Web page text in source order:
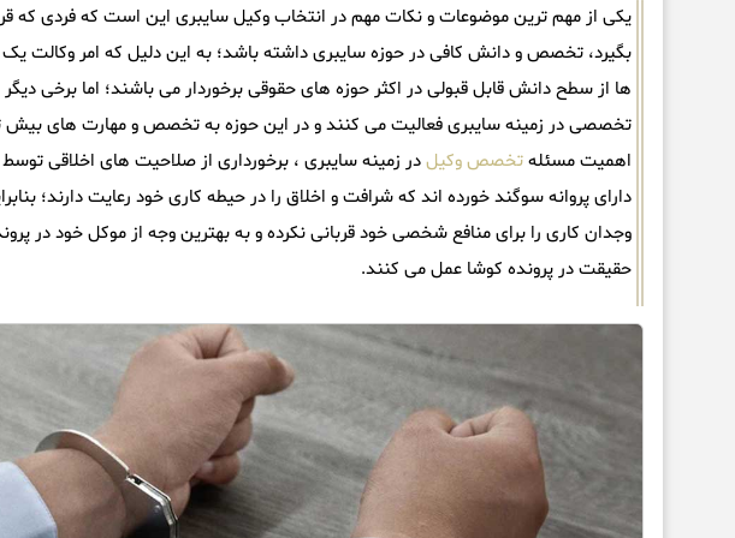
یکی از مهم ترین موضوعات و نکات مهم در انتخاب وکیل سایبری این است که فردی که
بگیرد، تخصص و دانش کافی در حوزه سایبری داشته باشد؛ به این دلیل که امر وکالت
ها از سطح دانش قابل قبولی در اکثر حوزه های حقوقی برخوردار می باشند؛ اما برخی
تخصصی در زمینه سایبری فعالیت می کنند و در این حوزه به تخصص و مهارت های بیش
اهمیت مسئلهتخصص وکیلدر زمینه سایبری ، برخورداری از صلاحیت های اخلاقی توسط
دارای پروانه سوگند خورده اند که شرافت و اخلاق را در حیطه کاری خود رعایت دارند؛
وجدان کاری را برای منافع شخصی خود قربانی نکرده و به بهترین وجه از موکل خود در
حقیقت در پرونده کوشا عمل می کنند.